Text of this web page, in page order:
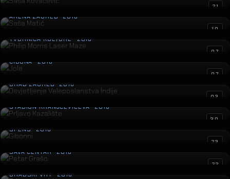
21
Saša Matić
ARENA ZAGREB · 2018
10
Philip Morris Laser Maze
TVORNICA KULTURE · 2018
07
Jole
CIBONA · 2018
07
Osvjetljenje Veleposlanstva Indije
GRAD ZAGREB · 2018
03
Prljavo Kazalište
STADION KRANJČEVIĆEVA · 2018
30
Gibonni
SPENS · 2018
23
Petar Grašo
SAVA CENTAR · 2018
22
Prljavo Kazalište
GRADSKI VRT · 2018